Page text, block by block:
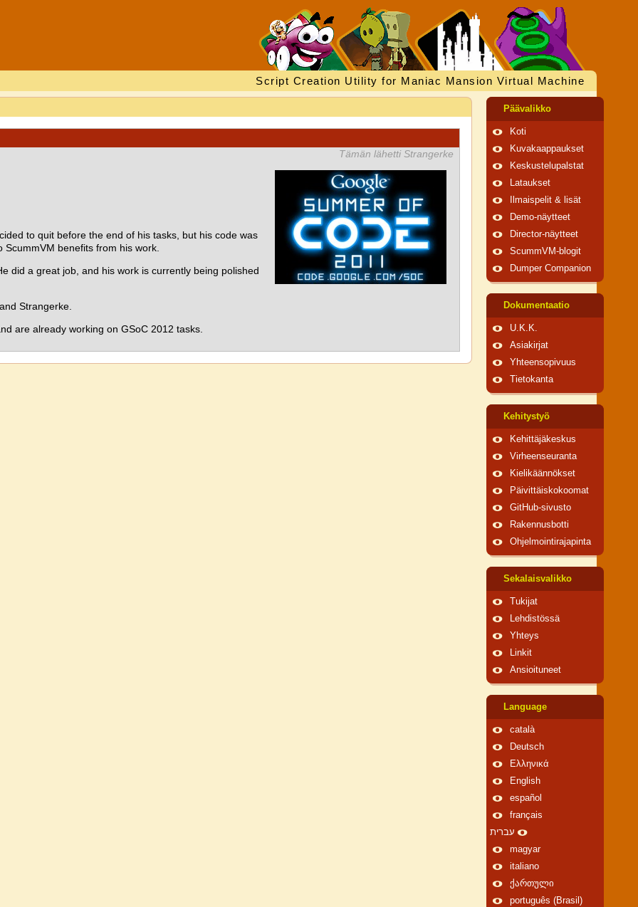
Script Creation Utility for Maniac Mansion Virtual Machine
Tämän lähetti Strangerke
to quit before the end of his tasks, but his code was
benefits from his work.
did a great job, and his work is currently being polished
Strangerke.
are already working on GSoC 2012 tasks.
Päävalikko
Koti
Kuvakaappaukset
Keskustelupalstat
Lataukset
Ilmaispelit & lisät
Demo-näytteet
Director-näytteet
ScummVM-blogit
Dumper Companion
Dokumentaatio
U.K.K.
Asiakirjat
Yhteensopivuus
Tietokanta
Kehitystyö
Kehittäjäkeskus
Virheenseuranta
Kielikäännökset
Päivittäiskokoomat
GitHub-sivusto
Rakennusbotti
Ohjelmointirajapinta
Sekalaisvalikko
Tukijat
Lehdistössä
Yhteys
Linkit
Ansioituneet
Language
català
Deutsch
Ελληνικά
English
español
français
עברית
magyar
italiano
ქართული
português (Brasil)